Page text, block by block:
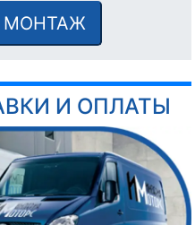
МОНТАЖ
И ОПЛАТЫ